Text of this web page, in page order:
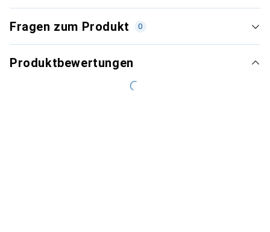
Fragen zum Produkt 0
Produktbewertungen